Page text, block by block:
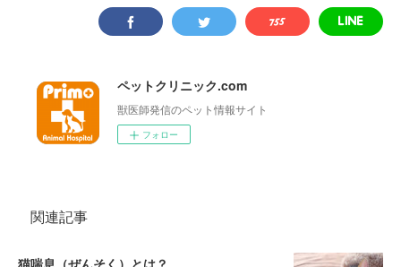
ペットクリニック.com
獣医師発信のペット情報サイト
フォロー
関連記事
猫喘息（ぜんそく）とは？